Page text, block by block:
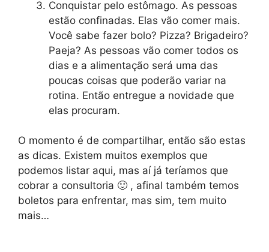
Conquistar pelo estômago. As pessoas
estão confinadas. Elas vão comer mais.
Você sabe fazer bolo? Pizza? Brigadeiro?
Paeja? As pessoas vão comer todos os
dias e a alimentação será uma das
poucas coisas que poderão variar na
rotina. Então entregue a novidade que
elas procuram.
O momento é de compartilhar, então são estas
as dicas. Existem muitos exemplos que
podemos listar aqui, mas aí já teríamos que
cobrar a consultoria 🙂 , afinal também temos
boletos para enfrentar, mas sim, tem muito
mais…